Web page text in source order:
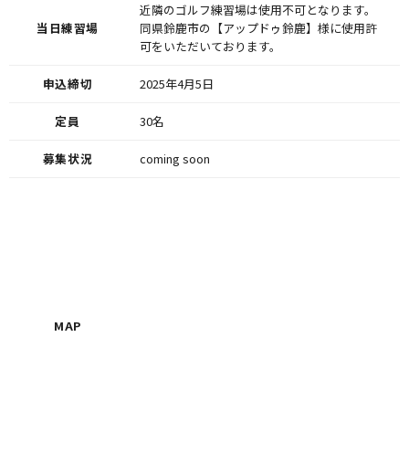
当日練習場
近隣のゴルフ練習場は使用不可となります。
同県鈴鹿市の【アップドゥ鈴鹿】様に使用許
可をいただいております。
申込締切 2025年4月5日
定員 30名
募集状況 coming soon
MAP